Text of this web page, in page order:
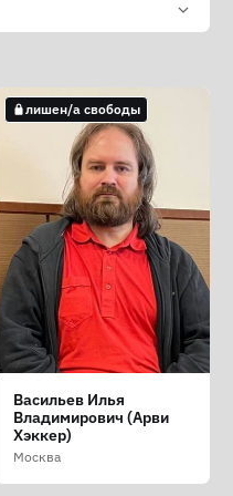
лишен/а свободы
Васильев Илья
Владимирович (Арви
Хэккер)
Москва